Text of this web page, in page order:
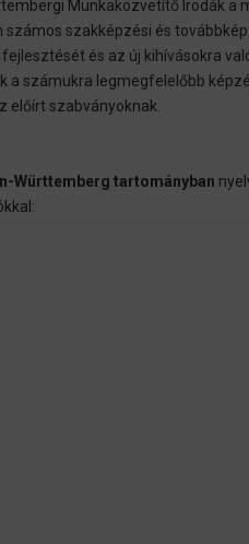
Munkaközvetítő Irodák a
szakképzési és
és az új kihívásokra
a számukra legmegfelelőbb
előírt szabványoknak.
Württemberg tartományban